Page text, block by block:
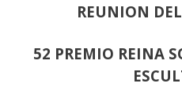
REUNION
52 PREMIO REINA